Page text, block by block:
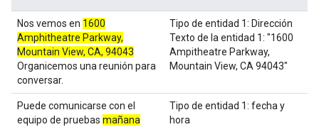
Nos vemos en 1600
Amphitheatre Parkway,
Mountain View, CA, 94043
Organicemos una reunión para
conversar.
Tipo de entidad 1: Dirección
Texto de la entidad 1: "1600
Ampitheatre Parkway,
Mountain View, CA 94043"
Puede comunicarse con el
equipo de pruebas mañana
Tipo de entidad 1: fecha y
hora